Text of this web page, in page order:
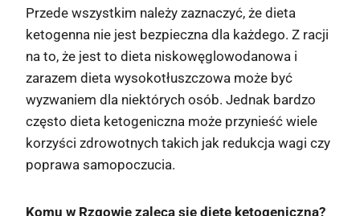
Przede wszystkim należy zaznaczyć, że dieta
ketogenna nie jest bezpieczna dla każdego. Z racji
na to, że jest to dieta niskowęglowodanowa i
zarazem dieta wysokotłuszczowa może być
wyzwaniem dla niektórych osób. Jednak bardzo
często dieta ketogeniczna może przynieść wiele
korzyści zdrowotnych takich jak redukcja wagi czy
poprawa samopoczucia.
Komu w Rzgowie zaleca się dietę ketogeniczną?